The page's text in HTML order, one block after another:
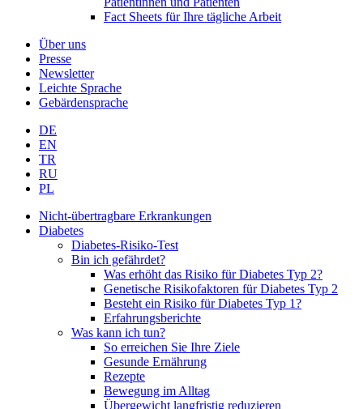
Fact Sheets für Ihre tägliche Arbeit
Über uns
Presse
Newsletter
Leichte Sprache
Gebärdensprache
DE
EN
TR
RU
PL
Nicht-übertragbare Erkrankungen
Diabetes
Diabetes-Risiko-Test
Bin ich gefährdet?
Was erhöht das Risiko für Diabetes Typ 2?
Genetische Risikofaktoren für Diabetes Typ 2
Besteht ein Risiko für Diabetes Typ 1?
Erfahrungsberichte
Was kann ich tun?
So erreichen Sie Ihre Ziele
Gesunde Ernährung
Rezepte
Bewegung im Alltag
Übergewicht langfristig reduzieren